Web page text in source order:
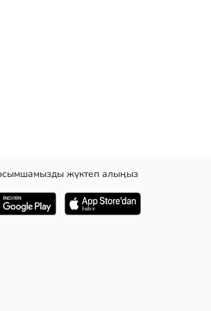
болатын жарақаттардан қорғайды.
жүктеп алыңыз